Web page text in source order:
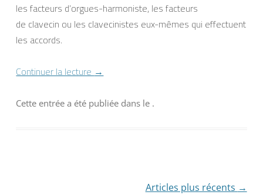
les facteurs d’orgues-harmoniste, les facteurs
de clavecin ou les clavecinistes eux-mêmes qui effectuent
les accords.
Continuer la lecture →
Cette entrée a été publiée dans le .
Articles plus récents →